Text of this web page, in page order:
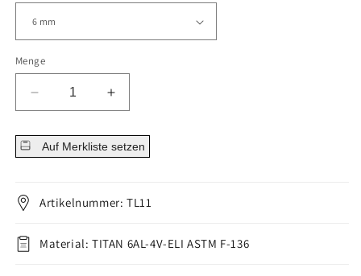
Menge
Menge
für
Titan
Labret
4
verringern
Menge
für
Titan
Labret
4
erhöhen
Auf Merkliste setzen
Artikelnummer: TL11
Material: TITAN 6AL-4V-ELI ASTM F-136